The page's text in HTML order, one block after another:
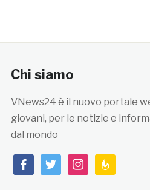
Chi siamo
VNews24 è il nuovo portale
giovani, per le notizie e
dal mondo
facebooktwitterinstagramfeedburner